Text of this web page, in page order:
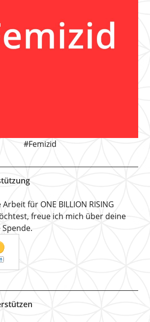
#Femizid
für ONE BILLION RISING
freue ich mich über deine